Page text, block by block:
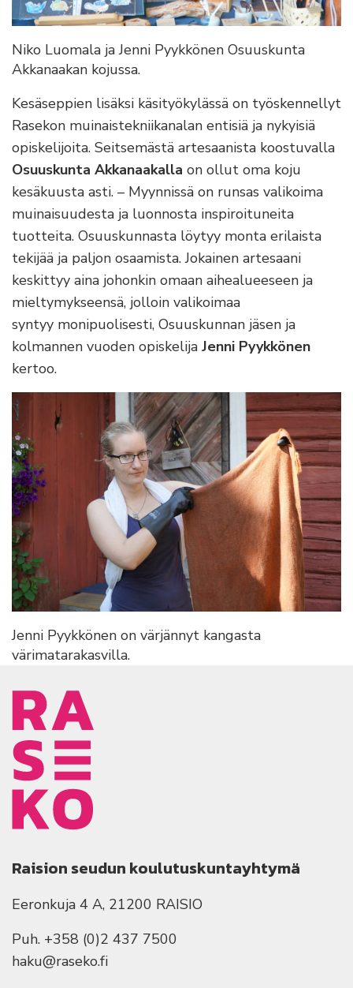
Niko Luomala ja Jenni Pyykkönen Osuuskunta
Akkanaakan kojussa.
Kesäseppien lisäksi käsityökylässä on työskennellyt
Rasekon muinaistekniikanalan entisiä ja nykyisiä
opiskelijoita. Seitsemästä artesaanista koostuvalla
Osuuskunta Akkanaakalla on ollut oma koju
kesäkuusta asti. – Myynnissä on runsas valikoima
muinaisuudesta ja luonnosta inspiroituneita
tuotteita. Osuuskunnasta löytyy monta erilaista
tekijää ja paljon osaamista. Jokainen artesaani
keskittyy aina johonkin omaan aihealueeseen ja
mieltymykseensä, jolloin valikoimaa
syntyy monipuolisesti, Osuuskunnan jäsen ja
kolmannen vuoden opiskelija Jenni Pyykkönen
kertoo.
Jenni Pyykkönen on värjännyt kangasta
värimatarakasvilla.
Raision seudun koulutuskuntayhtymä
Eeronkuja 4 A, 21200 RAISIO
Puh. +358 (0)2 437 7500
haku@raseko.fi